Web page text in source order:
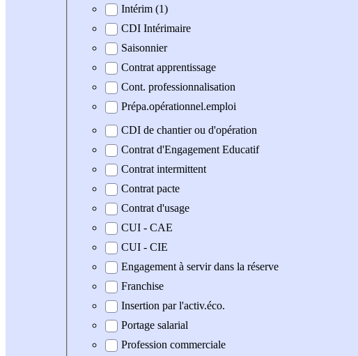
Intérim (1)
CDI Intérimaire
Saisonnier
Contrat apprentissage
Cont. professionnalisation
Prépa.opérationnel.emploi
CDI de chantier ou d'opération
Contrat d'Engagement Educatif
Contrat intermittent
Contrat pacte
Contrat d'usage
CUI - CAE
CUI - CIE
Engagement à servir dans la réserve
Franchise
Insertion par l'activ.éco.
Portage salarial
Profession commerciale